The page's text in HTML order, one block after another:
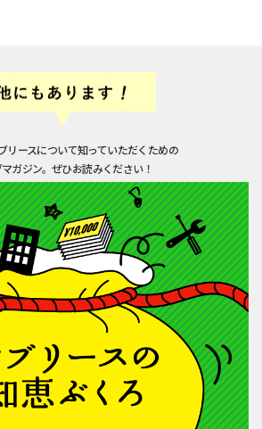
リースについて知っていただくための
ガジン。ぜひお読みください！